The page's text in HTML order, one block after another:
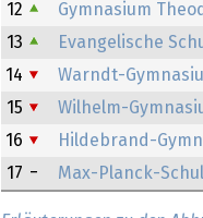
12
Gymnasium
13
Evangelische
14
Warndt-
15
Wilhelm-
16
Hildebrand-
17
Max-Planck-